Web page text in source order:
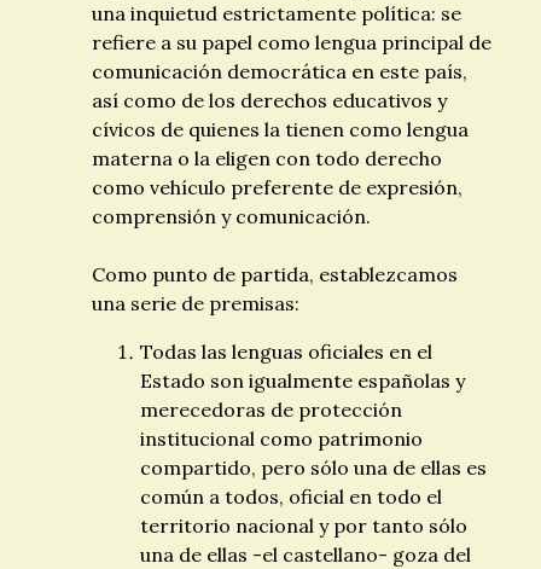
una inquietud estrictamente política: se
refiere a su papel como lengua principal de
comunicación democrática en este país,
así como de los derechos educativos y
cívicos de quienes la tienen como lengua
materna o la eligen con todo derecho
como vehículo preferente de expresión,
comprensión y comunicación.
Como punto de partida, establezcamos
una serie de premisas:
Todas las lenguas oficiales en el
Estado son igualmente españolas y
merecedoras de protección
institucional como patrimonio
compartido, pero sólo una de ellas es
común a todos, oficial en todo el
territorio nacional y por tanto sólo
una de ellas -el castellano- goza del